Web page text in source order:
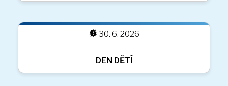
ŠKOLNÍ VÝLET NA STUDENIČNÉ
30. 6. 2026